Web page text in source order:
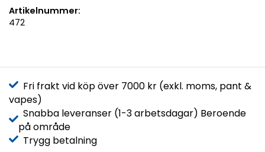
Artikelnummer:
472
Fri frakt vid köp över 7000 kr (exkl. moms, pant &
vapes)
Snabba leveranser (1-3 arbetsdagar) Beroende
på område
Trygg betalning